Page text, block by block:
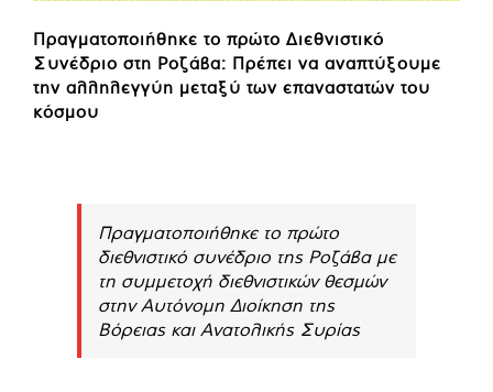
Πραγματοποιήθηκε το πρώτο Διεθνιστικό
Συνέδριο στη Ροζάβα: Πρέπει να αναπτύξουμε
την αλληλεγγύη μεταξύ των επαναστατών του
κόσμου
Πραγματοποιήθηκε το πρώτο
διεθνιστικό συνέδριο της Ροζάβα με
τη συμμετοχή διεθνιστικών θεσμών
στην Αυτόνομη Διοίκηση της
Βόρειας και Ανατολικής Συρίας